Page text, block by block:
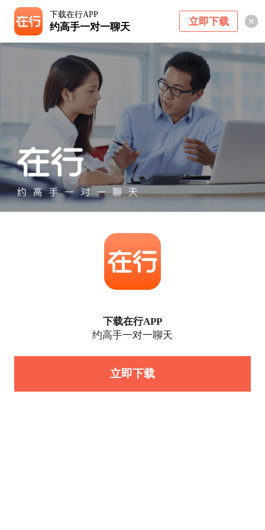
下载在行APP
约高手一对一聊天 立即下载
下载在行APP
约高手一对一聊天
立即下载